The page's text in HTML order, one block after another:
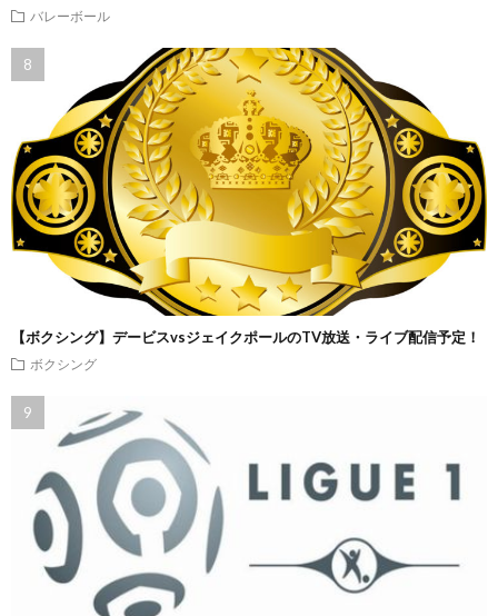
バレーボール
【ボクシング】デービスvsジェイクポールのTV放送・ライブ配信予定！
ボクシング